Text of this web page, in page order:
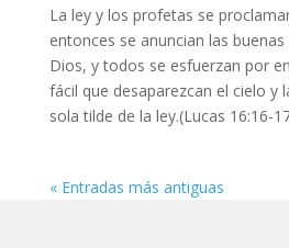
La ley y los profetas se
entonces se anuncian las
Dios, y todos se esfuerzan por
fácil que desaparezcan el cielo y
sola tilde de la ley.(Lucas 16:16-
« Entradas más antiguas